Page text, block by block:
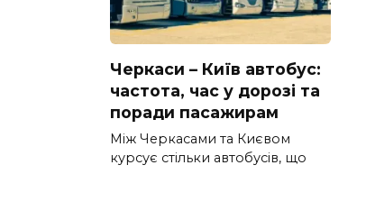
Черкаси – Київ автобус:
частота, час у дорозі та
поради пасажирам
Між Черкасами та Києвом
курсує стільки автобусів, що